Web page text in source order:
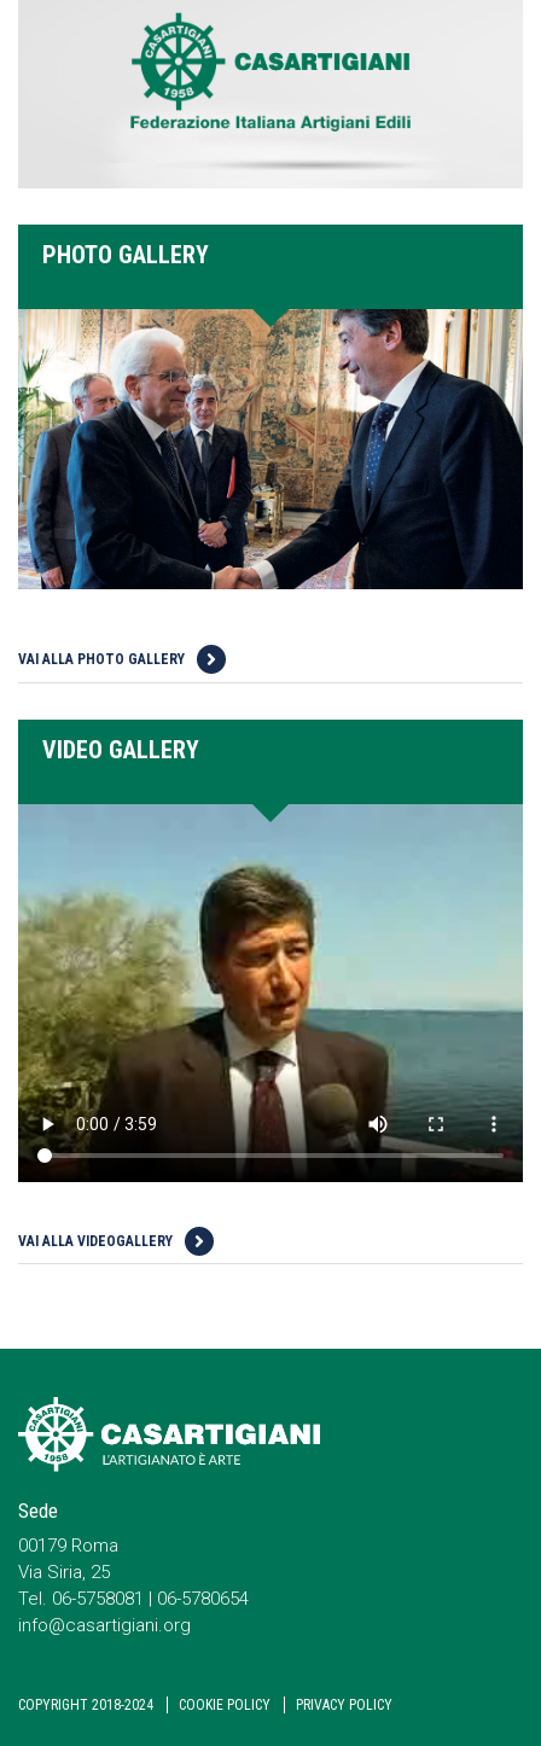
PHOTO GALLERY
VAI ALLA PHOTO GALLERY
VIDEO GALLERY
VAI ALLA VIDEOGALLERY
Sede
00179 Roma
Via Siria, 25
Tel. 06-5758081 | 06-5780654
info@casartigiani.org
COPYRIGHT 2018-2024 COOKIE POLICY PRIVACY POLICY